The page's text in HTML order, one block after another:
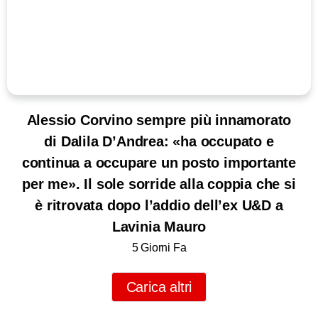
Alessio Corvino sempre più innamorato
di Dalila D’Andrea: «ha occupato e
continua a occupare un posto importante
per me». Il sole sorride alla coppia che si
è ritrovata dopo l’addio dell’ex U&D a
Lavinia Mauro
5 Giorni Fa
Carica altri